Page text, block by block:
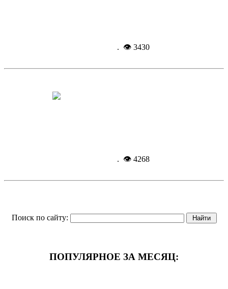
. 👁 3430
. 👁 4268
Поиск по сайту:
ПОПУЛЯРНОЕ ЗА МЕСЯЦ: